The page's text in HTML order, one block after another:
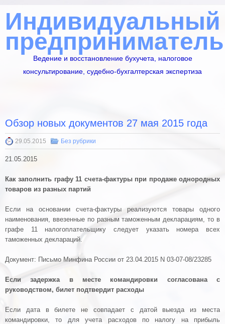
Индивидуальный
предприниматель
Ведение и восстановление бухучета, налоговое
консультирование, судебно-бухгалтерская экспертиза
Обзор новых документов 27 мая 2015 года
29.05.2015 Без рубрики
21.05.2015
Как заполнить графу 11 счета-фактуры при продаже однородных
товаров из разных партий
Если на основании счета-фактуры реализуются товары одного
наименования, ввезенные по разным таможенным декларациям, то в
графе 11 налогоплательщику следует указать номера всех
таможенных деклараций.
Документ: Письмо Минфина России от 23.04.2015 N 03-07-08/23285
Если задержка в месте командировки согласована с
руководством, билет подтвердит расходы
Если дата в билете не совпадает с датой выезда из места
командировки, то для учета расходов по налогу на прибыль